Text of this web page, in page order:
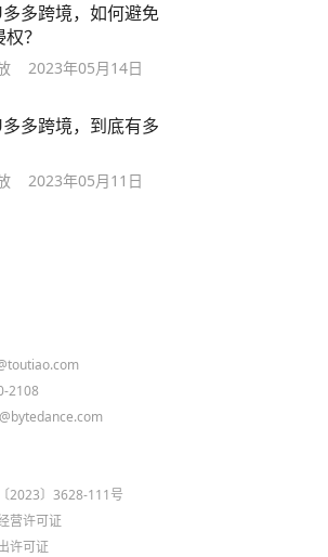
多跨境，如何避免
？
2023年05月14日
多跨境，到底有多
2023年05月11日
2108
2023〕3628-111号
营许可证
许可证